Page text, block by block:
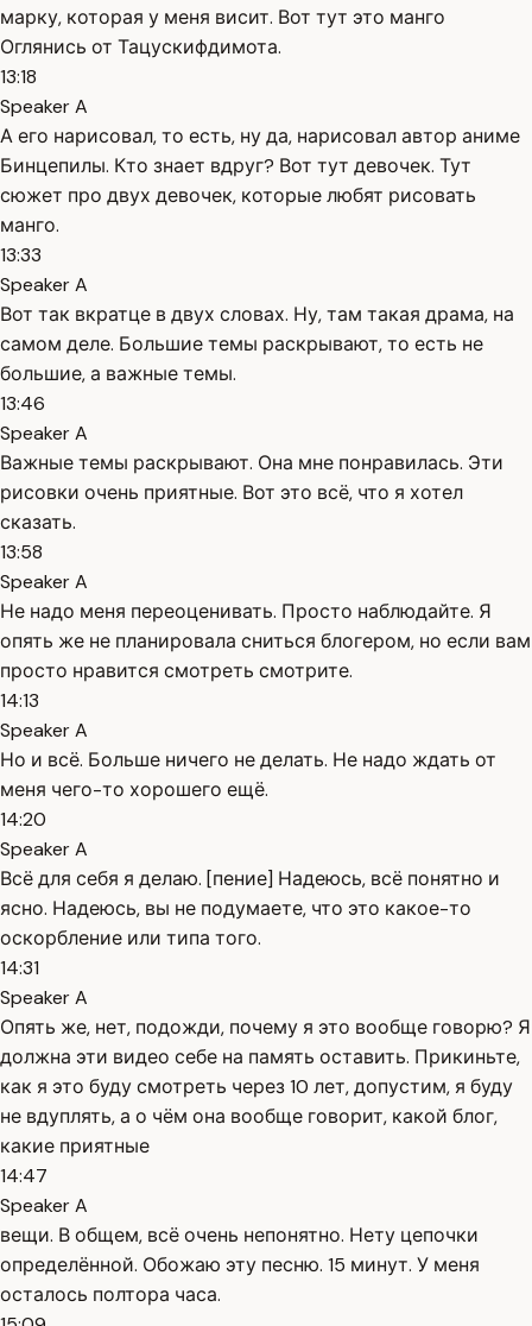
марку, которая у меня висит. Вот тут это манго
Оглянись от Тацускифдимота.
13:18
Speaker A
А его нарисовал, то есть, ну да, нарисовал автор аниме
Бинцепилы. Кто знает вдруг? Вот тут девочек. Тут
сюжет про двух девочек, которые любят рисовать
манго.
13:33
Speaker A
Вот так вкратце в двух словах. Ну, там такая драма, на
самом деле. Большие темы раскрывают, то есть не
большие, а важные темы.
13:46
Speaker A
Важные темы раскрывают. Она мне понравилась. Эти
рисовки очень приятные. Вот это всё, что я хотел
сказать.
13:58
Speaker A
Не надо меня переоценивать. Просто наблюдайте. Я
опять же не планировала сниться блогером, но если вам
просто нравится смотреть смотрите.
14:13
Speaker A
Но и всё. Больше ничего не делать. Не надо ждать от
меня чего-то хорошего ещё.
14:20
Speaker A
Всё для себя я делаю. [пение] Надеюсь, всё понятно и
ясно. Надеюсь, вы не подумаете, что это какое-то
оскорбление или типа того.
14:31
Speaker A
Опять же, нет, подожди, почему я это вообще говорю? Я
должна эти видео себе на память оставить. Прикиньте,
как я это буду смотреть через 10 лет, допустим, я буду
не вдуплять, а о чём она вообще говорит, какой блог,
какие приятные
14:47
Speaker A
вещи. В общем, всё очень непонятно. Нету цепочки
определённой. Обожаю эту песню. 15 минут. У меня
осталось полтора часа.